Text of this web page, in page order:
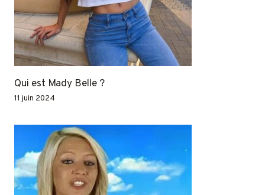
Qui est Mady Belle ?
11 juin 2024